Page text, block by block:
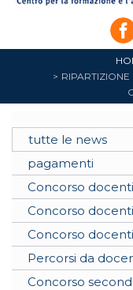
tutte le news
pagamenti
Concorso
Concorso
Concorso
Percorsi da
Concorso